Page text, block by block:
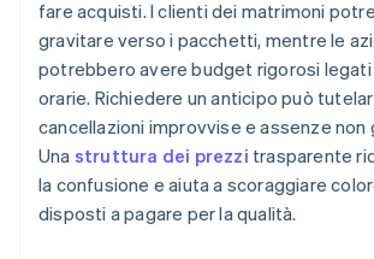
fare acquisti. I clienti dei matrimoni
gravitare verso i pacchetti, mentre le
potrebbero avere budget rigorosi
orarie. Richiedere un anticipo può
cancellazioni improvvise e assenze
Una struttura dei prezzi trasparente
la confusione e aiuta a scoraggiare
disposti a pagare per la qualità.